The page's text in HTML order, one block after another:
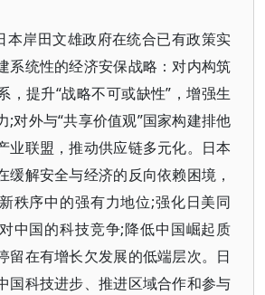
本岸田文雄政府在统合已有政策实
系统性的经济安保战略：对内构筑
，提升“战略不可或缺性”，增强生
;对外与“共享价值观”国家构建排他
业联盟，推动供应链多元化。日本
缓解安全与经济的反向依赖困境，
秩序中的强有力地位;强化日美同
中国的科技竞争;降低中国崛起质
留在有增长欠发展的低端层次。日
国科技进步、推进区域合作和参与